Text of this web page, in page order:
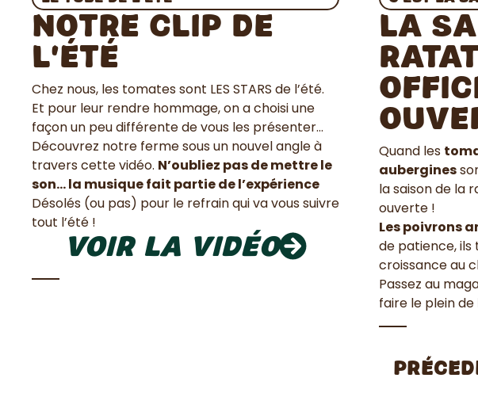
Notre clip de
l’été
Chez nous, les tomates sont LES STARS de l’été.
Et pour leur rendre hommage, on a choisi une
façon un peu différente de vous les présenter…
Découvrez notre ferme sous un nouvel angle à
travers cette vidéo. N’oubliez pas de mettre le
son… la musique fait partie de l’expérience
Désolés (ou pas) pour le refrain qui va vous suivre
tout l’été !
Voir la vidéo
La
Quand les
aubergines
la saison de la
ouverte !
Les poivrons
de patience,
croissance au
Passez au
faire le plein de